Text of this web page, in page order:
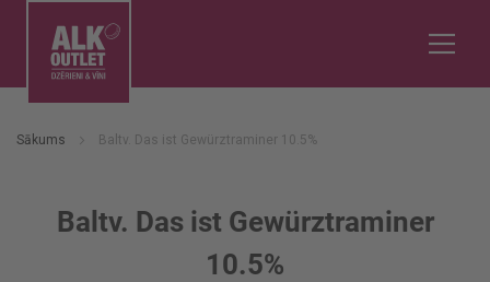
Sākums Baltv. Das ist Gewürztraminer 10.5%
Baltv. Das ist Gewürztraminer
10.5%